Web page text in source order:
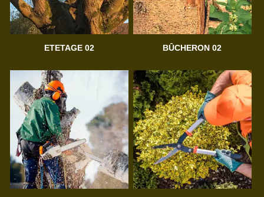
ETETAGE 02 BÛCHERON 02